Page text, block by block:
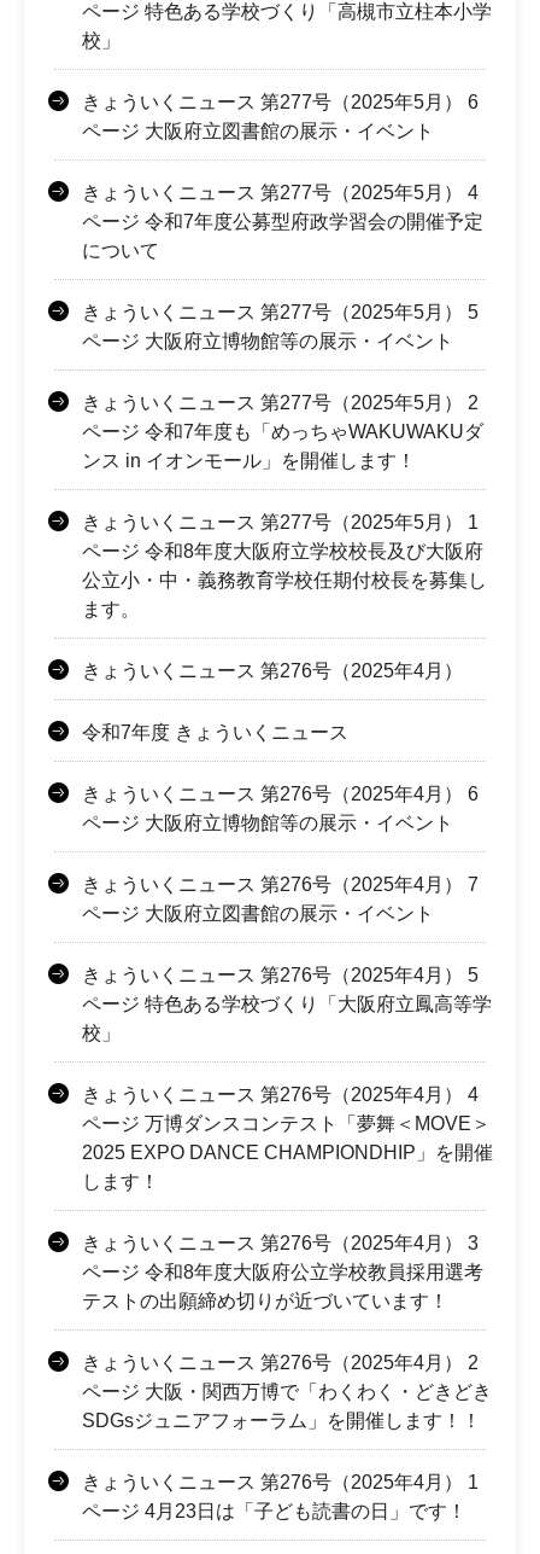
ページ 特色ある学校づくり「高槻市立柱本小学
校」
きょういくニュース 第277号（2025年5月） 6
ページ 大阪府立図書館の展示・イベント
きょういくニュース 第277号（2025年5月） 4
ページ 令和7年度公募型府政学習会の開催予定
について
きょういくニュース 第277号（2025年5月） 5
ページ 大阪府立博物館等の展示・イベント
きょういくニュース 第277号（2025年5月） 2
ページ 令和7年度も「めっちゃWAKUWAKUダ
ンス in イオンモール」を開催します！
きょういくニュース 第277号（2025年5月） 1
ページ 令和8年度大阪府立学校校長及び大阪府
公立小・中・義務教育学校任期付校長を募集し
ます。
きょういくニュース 第276号（2025年4月）
令和7年度 きょういくニュース
きょういくニュース 第276号（2025年4月） 6
ページ 大阪府立博物館等の展示・イベント
きょういくニュース 第276号（2025年4月） 7
ページ 大阪府立図書館の展示・イベント
きょういくニュース 第276号（2025年4月） 5
ページ 特色ある学校づくり「大阪府立鳳高等学
校」
きょういくニュース 第276号（2025年4月） 4
ページ 万博ダンスコンテスト「夢舞＜MOVE＞
2025 EXPO DANCE CHAMPIONDHIP」を開催
します！
きょういくニュース 第276号（2025年4月） 3
ページ 令和8年度大阪府公立学校教員採用選考
テストの出願締め切りが近づいています！
きょういくニュース 第276号（2025年4月） 2
ページ 大阪・関西万博で「わくわく・どきどき
SDGsジュニアフォーラム」を開催します！！
きょういくニュース 第276号（2025年4月） 1
ページ 4月23日は「子ども読書の日」です！